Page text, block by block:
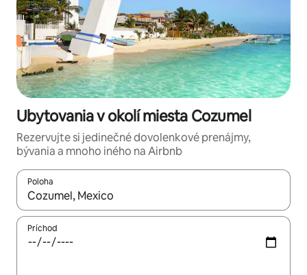
Ubytovania v okolí miesta Cozumel
Rezervujte si jedinečné dovolenkové prenájmy,
bývania a mnoho iného na Airbnb
Poloha
Keď budú výsledky k dispozícii, môžete si ich prechádzať
Príchod